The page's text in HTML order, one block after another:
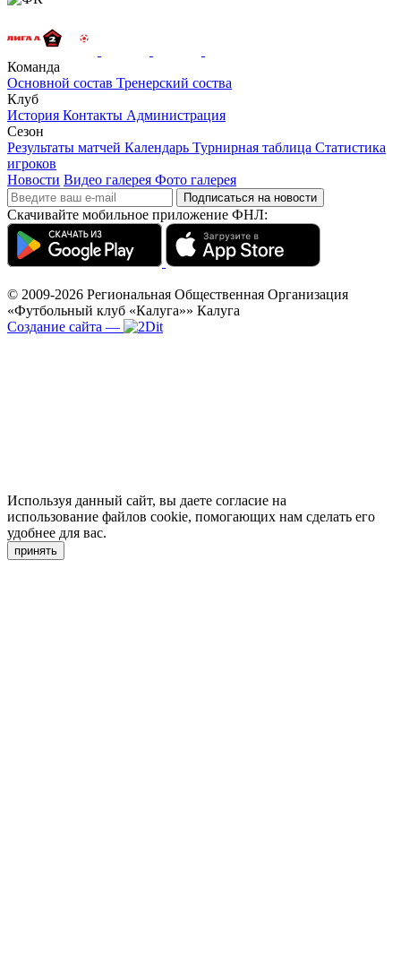
Команда
Основной состав Тренерский соства
Клуб
История Контакты Администрация
Сезон
Результаты матчей Календарь Турнирная таблица Статистика
игроков
Новости Видео галерея Фото галерея
Подписаться на новости
Скачивайте мобильное приложение ФНЛ:
© 2009-2026 Региональная Общественная Организация
«Футбольный клуб «Калуга»» Калуга
Создание сайта —
Используя данный сайт, вы даете согласие на
использование файлов cookie, помогающих нам сделать его
удобнее для вас.
принять